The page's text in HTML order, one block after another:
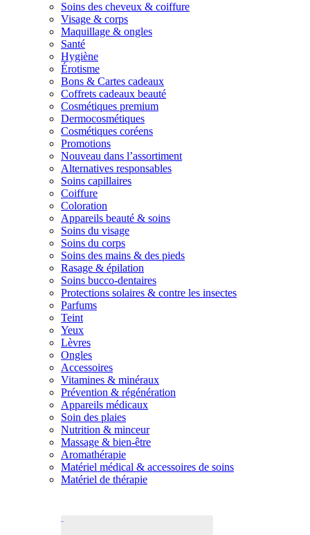
Soins des cheveux & coiffure
Visage & corps
Maquillage & ongles
Santé
Hygiène
Érotisme
Bons & Cartes cadeaux
Coffrets cadeaux beauté
Cosmétiques premium
Dermocosmétiques
Cosmétiques coréens
Promotions
Nouveau dans l’assortiment
Alternatives responsables
Soins capillaires
Coiffure
Coloration
Appareils beauté & soins
Soins du visage
Soins du corps
Soins des mains & des pieds
Rasage & épilation
Soins bucco-dentaires
Protections solaires & contre les insectes
Parfums
Teint
Yeux
Lèvres
Ongles
Accessoires
Vitamines & minéraux
Prévention & régénération
Appareils médicaux
Soin des plaies
Nutrition & minceur
Massage & bien-être
Aromathérapie
Matériel médical & accessoires de soins
Matériel de thérapie